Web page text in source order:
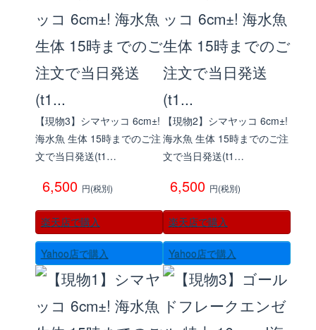
【現物3】シマヤッコ 6cm±!
海水魚 生体 15時までのご注
文で当日発送(t1…
6,500 円(税別)
楽天店で購入
Yahoo店で購入
【現物2】シマヤッコ 6cm±!
海水魚 生体 15時までのご注
文で当日発送(t1…
6,500 円(税別)
楽天店で購入
Yahoo店で購入